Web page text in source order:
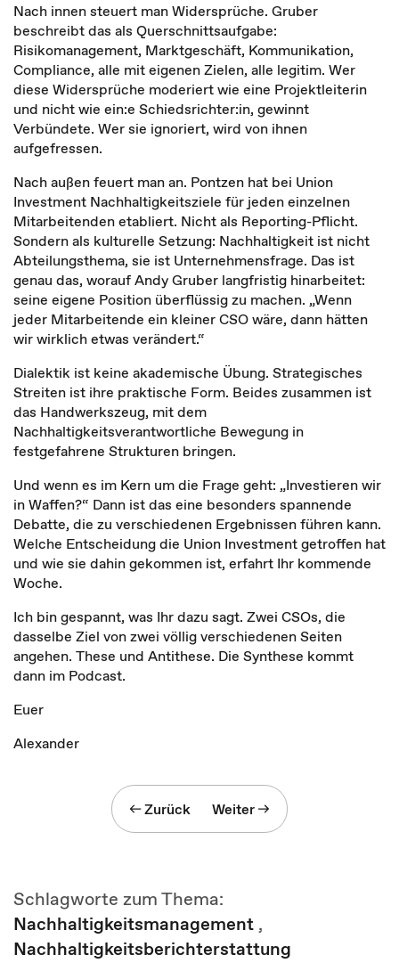
Nach innen steuert man Widersprüche. Gruber
beschreibt das als Querschnittsaufgabe:
Risikomanagement, Marktgeschäft, Kommunikation,
Compliance, alle mit eigenen Zielen, alle legitim. Wer
diese Widersprüche moderiert wie eine Projektleiterin
und nicht wie ein:e Schiedsrichter:in, gewinnt
Verbündete. Wer sie ignoriert, wird von ihnen
aufgefressen.
Nach außen feuert man an. Pontzen hat bei Union
Investment Nachhaltigkeitsziele für jeden einzelnen
Mitarbeitenden etabliert. Nicht als Reporting-Pflicht.
Sondern als kulturelle Setzung: Nachhaltigkeit ist nicht
Abteilungsthema, sie ist Unternehmensfrage. Das ist
genau das, worauf Andy Gruber langfristig hinarbeitet:
seine eigene Position überflüssig zu machen. „Wenn
jeder Mitarbeitende ein kleiner CSO wäre, dann hätten
wir wirklich etwas verändert.“
Dialektik ist keine akademische Übung. Strategisches
Streiten ist ihre praktische Form. Beides zusammen ist
das Handwerkszeug, mit dem
Nachhaltigkeitsverantwortliche Bewegung in
festgefahrene Strukturen bringen.
Und wenn es im Kern um die Frage geht: „Investieren wir
in Waffen?“ Dann ist das eine besonders spannende
Debatte, die zu verschiedenen Ergebnissen führen kann.
Welche Entscheidung die Union Investment getroffen hat
und wie sie dahin gekommen ist, erfahrt Ihr kommende
Woche.
Ich bin gespannt, was Ihr dazu sagt. Zwei CSOs, die
dasselbe Ziel von zwei völlig verschiedenen Seiten
angehen. These und Antithese. Die Synthese kommt
dann im Podcast.
Euer
Alexander
Zurück Weiter
Schlagworte zum Thema:
Nachhaltigkeitsmanagement ,
Nachhaltigkeitsberichterstattung